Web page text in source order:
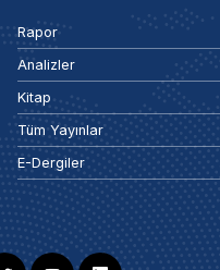
Rapor
Analizler
Kitap
Tüm Yayınlar
E-Dergiler